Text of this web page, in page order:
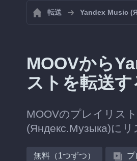
転送 Yandex Music
MOOVから
ストを転送す
MOOVのプレイリス
(Яндекс.Музыка)にリ
無料（1つずつ） プ